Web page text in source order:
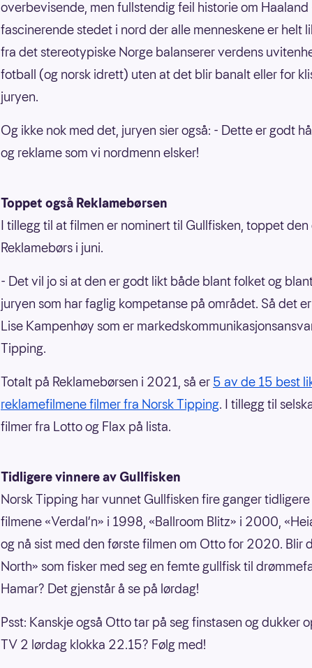
overbevisende, men fullstendig feil historie om
fascinerende stedet i nord der alle menneskene er helt
fra det stereotypiske Norge balanserer verdens
fotball (og norsk idrett) uten at det blir banalt eller for
juryen.
Og ikke nok med det, juryen sier også: - Dette er godt
og reklame som vi nordmenn elsker!
Toppet også Reklamebørsen
I tillegg til at filmen er nominert til Gullfisken, toppet
Reklamebørs i juni.
- Det vil jo si at den er godt likt både blant folket og
juryen som har faglig kompetanse på området. Så det
Lise Kampenhøy som er
Tipping.
Totalt på Reklamebørsen i 2021, så er 5 av de 15 best
reklamefilmene filmer fra Norsk Tipping. I tillegg til
filmer fra Lotto og Flax på lista.
Tidligere vinnere av Gullfisken
Norsk Tipping har vunnet Gullfisken fire ganger
filmene «Verdal’n» i 1998, «Ballroom Blitz» i 2000,
og nå sist med den første filmen om Otto for 2020. Blir
North» som fisker med seg en femte gullfisk til
Hamar? Det gjenstår å se på lørdag!
Psst: Kanskje også Otto tar på seg finstasen og dukker
TV 2 lørdag klokka 22.15? Følg med!